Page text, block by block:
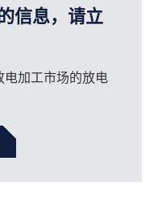
信息，请立
电加工市场的放电